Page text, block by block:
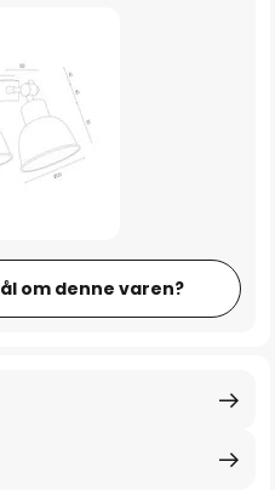
om denne varen?